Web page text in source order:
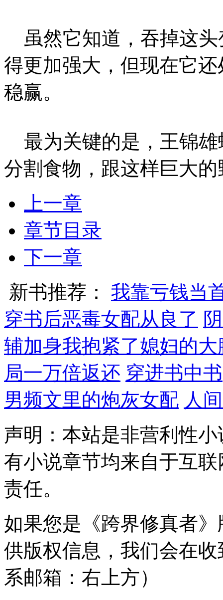
虽然它知道，吞掉这头
得更加强大，但现在它
稳赢。
最为关键的是，王锦雄
分割食物，跟这样巨大
上一章
章节目录
下一章
新书推荐： 我靠亏钱当
穿书后恶毒女配从良了
辅加身我抱紧了媳妇的大
局一万倍返还 穿进书中书
男频文里的炮灰女配 人
声明：本站是非营利性
有小说章节均来自于互
责任。
如果您是《跨界修真者
供版权信息，我们会在
系邮箱：右上方）